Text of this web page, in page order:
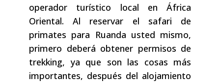
operador turístico local en África
Oriental. Al reservar el safari de
primates para Ruanda usted mismo,
primero deberá obtener permisos de
trekking, ya que son las cosas más
importantes, después del alojamiento